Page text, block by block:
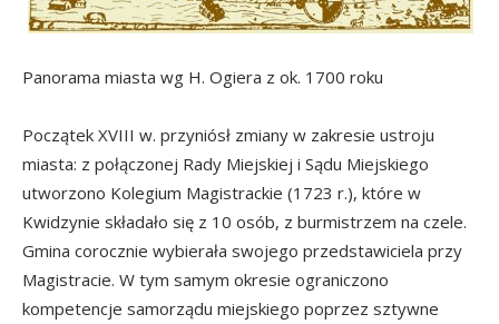
Panorama miasta wg H. Ogiera z ok. 1700 roku
Początek XVIII w. przyniósł zmiany w zakresie ustroju
miasta: z połączonej Rady Miejskiej i Sądu Miejskiego
utworzono Kolegium Magistrackie (1723 r.), które w
Kwidzynie składało się z 10 osób, z burmistrzem na czele.
Gmina corocznie wybierała swojego przedstawiciela przy
Magistracie. W tym samym okresie ograniczono
kompetencje samorządu miejskiego poprzez sztywne